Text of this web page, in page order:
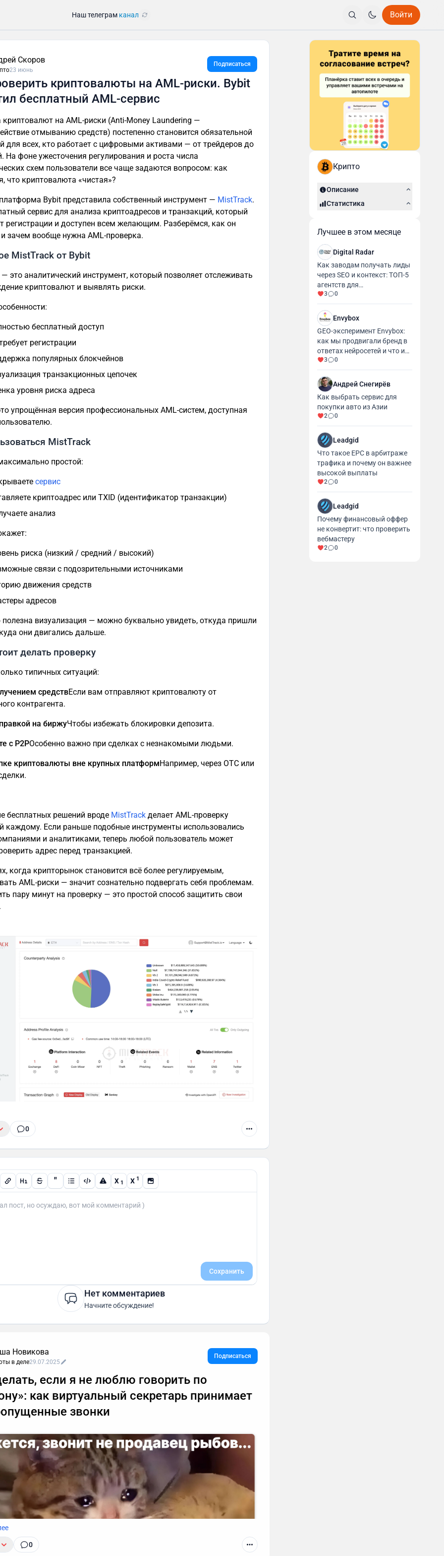
Наш телеграм канал Войти
Скоров
23 июнь
Подписаться
криптовалюты на AML-риски. Bybit
бесплатный AML-сервис⁠⁠
криптовалют на AML-риски (Anti-Money Laundering —
отмыванию средств) постепенно становится обязательной
для всех, кто работает с цифровыми активами — от трейдеров до
На фоне ужесточения регулирования и роста числа
схем пользователи все чаще задаются вопросом: как
что криптовалюта «чистая»?
Bybit представила собственный инструмент — MistTrack.
сервис для анализа криптоадресов и транзакций, который
регистрации и доступен всем желающим. Разберёмся, как он
и зачем вообще нужна AML-проверка.
MistTrack от Bybit
— это аналитический инструмент, который позволяет отслеживать
криптовалют и выявлять риски.
бесплатный доступ
регистрации
популярных блокчейнов
транзакционных цепочек
уровня риска адреса
упрощённая версия профессиональных AML-систем, доступная
MistTrack
простой:
сервис
криптоадрес или TXID (идентификатор транзакции)
анализ
риска (низкий / средний / высокий)
связи с подозрительными источниками
движения средств
адресов
полезна визуализация — можно буквально увидеть, откуда пришли
они двигались дальше.
делать проверку
типичных ситуаций:
средствЕсли вам отправляют криптовалюту от
контрагента.
на биржуЧтобы избежать блокировки депозита.
с P2PОсобенно важно при сделках с незнакомыми людьми.
криптовалюты вне крупных платформНапример, через OTC или
бесплатных решений вроде MistTrack делает AML-проверку
каждому. Если раньше подобные инструменты использовались
и аналитиками, теперь любой пользователь может
адрес перед транзакцией.
когда крипторынок становится всё более регулируемым,
AML-риски — значит сознательно подвергать себя проблемам.
пару минут на проверку — это простой способ защитить свои
0
" X 1 X 1
Сохранить
Нет комментариев
Начните обсуждение!
Новикова
в деле29.07.2025
Подписаться
если я не люблю говорить по
как виртуальный секретарь принимает
звонки
0
Крипто
Описание
Статистика
Лучшее в этом месяце
Digital Radar
Как заводам получать лиды
через SEO и контекст: ТОП-5
агентств для
промышленности и
производства
3 0
Envybox
GEO-эксперимент Envybox:
как мы продвигали бренд в
ответах нейросетей и что из
этого вышло
3 0
Андрей Снегирёв
Как выбрать сервис для
покупки авто из Азии
2 0
Leadgid
Что такое EPC в арбитраже
трафика и почему он важнее
высокой выплаты
2 0
Leadgid
Почему финансовый оффер
не конвертит: что проверить
вебмастеру
2 0